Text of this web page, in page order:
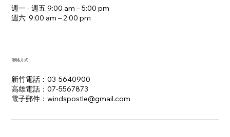
週一 - 週五 9:00 am – 5:00 pm
週六 9:00 am – 2:00 pm​
新竹電話：03-5640900
高雄電話：07-5567873
電子郵件：​windspostle@gmail.com
聯絡方式